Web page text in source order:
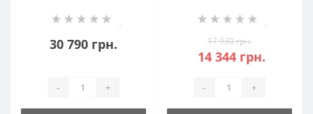
30 790 грн.
- +
17 930 грн.
14 344 грн.
- +